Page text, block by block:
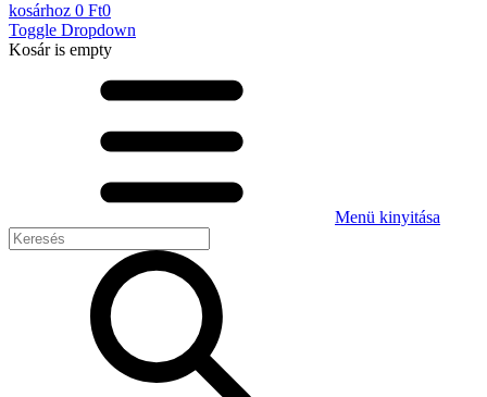
kosárhoz 0 Ft0
Toggle Dropdown
Kosáris empty
Menü kinyitása